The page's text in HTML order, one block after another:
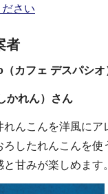
さい
者
カフェ デスパシオ
かれん）さん
んこんを洋風にア
ろしたれんこんを使
甘みが楽しめます。